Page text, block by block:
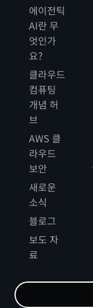
에이전틱
AI란 무
엇인가
요?
클라우드
컴퓨팅
개념 허
브
AWS 클
라우드
보안
새로운
소식
블로그
보도 자
료